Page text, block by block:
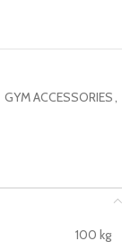
GYM ACCESSORIES,
100 kg